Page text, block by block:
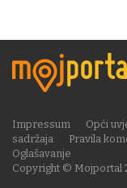
Copyright © Mojportal
Impressum Opći
sadržaja
Pravila
Oglašavanje